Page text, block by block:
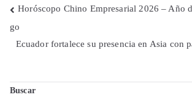
Navegación
de
Horóscopo Chino Empresarial 2026 – Año
go
Ecuador fortalece su presencia en Asia con
Buscar